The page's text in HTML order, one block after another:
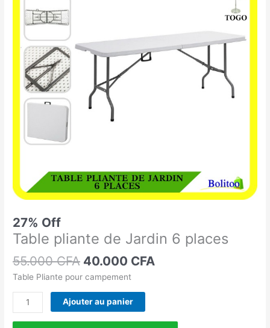
27% Off
Table pliante de Jardin 6 places
55.000CFA 40.000 CFA
40.000 CFA.
Table Pliante pour campement
Jardin
places
Ajouter au panier